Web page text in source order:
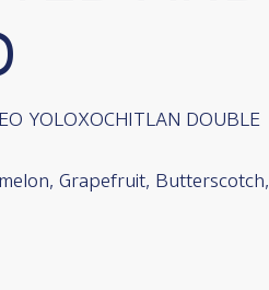
YOLOXOCHITLAN DOUBLE
Grapefruit, Butterscotch,